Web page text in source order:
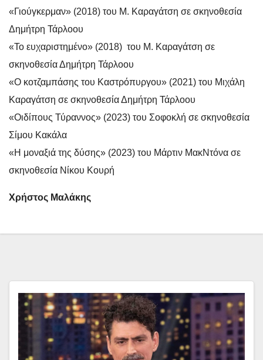
«Γιούγκερμαν» (2018) του Μ. Καραγάτση σε σκηνοθεσία
Δημήτρη Τάρλοου
«Το ευχαριστημένο» (2018) του Μ. Καραγάτση σε
σκηνοθεσία Δημήτρη Τάρλοου
«Ο κοτζαμπάσης του Καστρόπυργου» (2021) του Μιχάλη
Καραγάτση σε σκηνοθεσία Δημήτρη Τάρλοου
«Οιδίπους Τύραννος» (2023) του Σοφοκλή σε σκηνοθεσία
Σίμου Κακάλα
«Η μοναξιά της δύσης» (2023) του Μάρτιν ΜακΝτόνα σε
σκηνοθεσία Νίκου Κουρή
Χρήστος Μαλάκης